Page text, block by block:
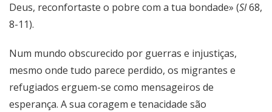
Deus, reconfortaste o pobre com a tua bondade» (Sl68,
8-11).
Num mundo obscurecido por guerras e injustiças,
mesmo onde tudo parece perdido, os migrantes e
refugiados erguem-se como mensageiros de
esperança. A sua coragem e tenacidade são